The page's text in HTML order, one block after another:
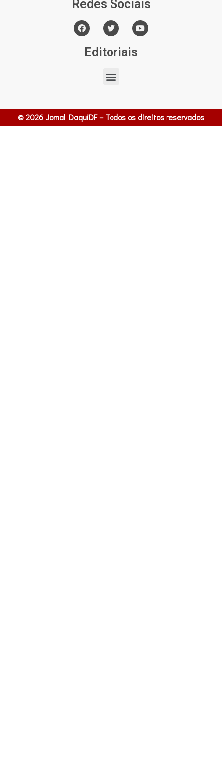
Redes Sociais
Editoriais
© 2026 Jornal DaquiDF – Todos os direitos reservados